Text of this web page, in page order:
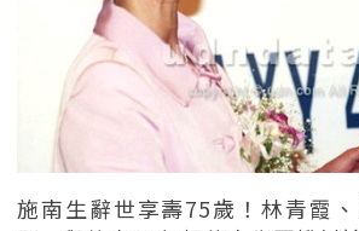
施南生辭世享壽75歲！林青霞